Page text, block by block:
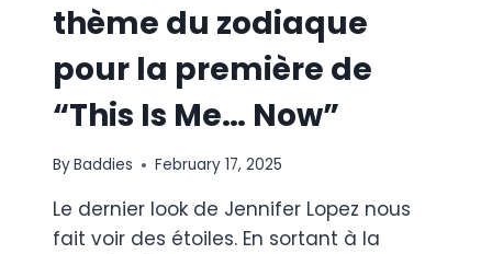
thème du zodiaque
pour la première de
“This Is Me… Now”
ByBaddies February 17, 2025
Le dernier look de Jennifer Lopez nous
fait voir des étoiles. En sortant à la